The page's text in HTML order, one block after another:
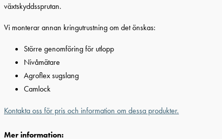
växtskyddssprutan.
Vi monterar annan kringutrustning om det önskas:
Större genomföring för utlopp
Nivåmätare
Agroflex sugslang
Camlock
Kontakta oss för pris och information om dessa produkter.
Mer information: